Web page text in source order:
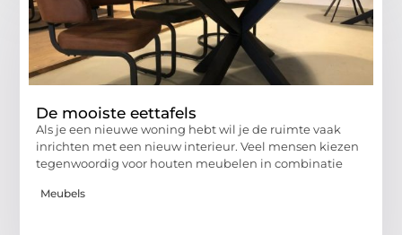
De mooiste eettafels
Als je een nieuwe woning hebt wil je de ruimte vaak
inrichten met een nieuw interieur. Veel mensen kiezen
tegenwoordig voor houten meubelen in combinatie
Meubels